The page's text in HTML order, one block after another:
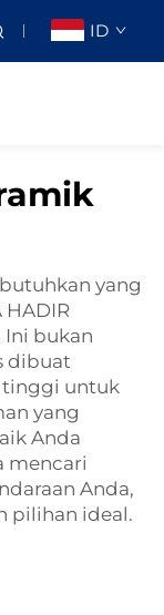
ID
yang
HADIR
Ini bukan
dibuat
tinggi untuk
yang
Anda
mencari
Anda,
pilihan ideal.